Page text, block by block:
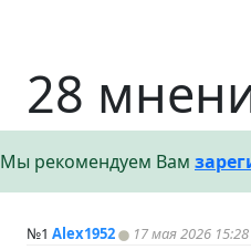
28
Мы рекомендуем Вам
№1 Alex1952 17 мая 2026 15:28